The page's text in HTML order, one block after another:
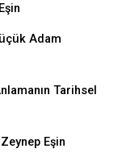
Adam
Tarihsel
Eşin